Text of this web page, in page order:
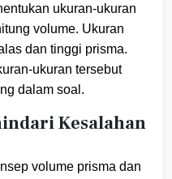
ukuran-ukuran
volume. Ukuran
dan tinggi prisma.
ukuran tersebut
dalam soal.
Kesalahan
volume prisma dan